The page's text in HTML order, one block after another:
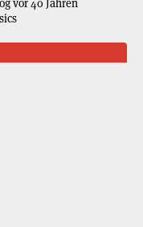
vor 40 Jahren